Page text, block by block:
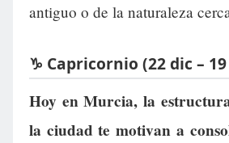
antiguo o de la naturaleza
♑ Capricornio (22 dic –
Hoy en Murcia, la
la ciudad te motivan a